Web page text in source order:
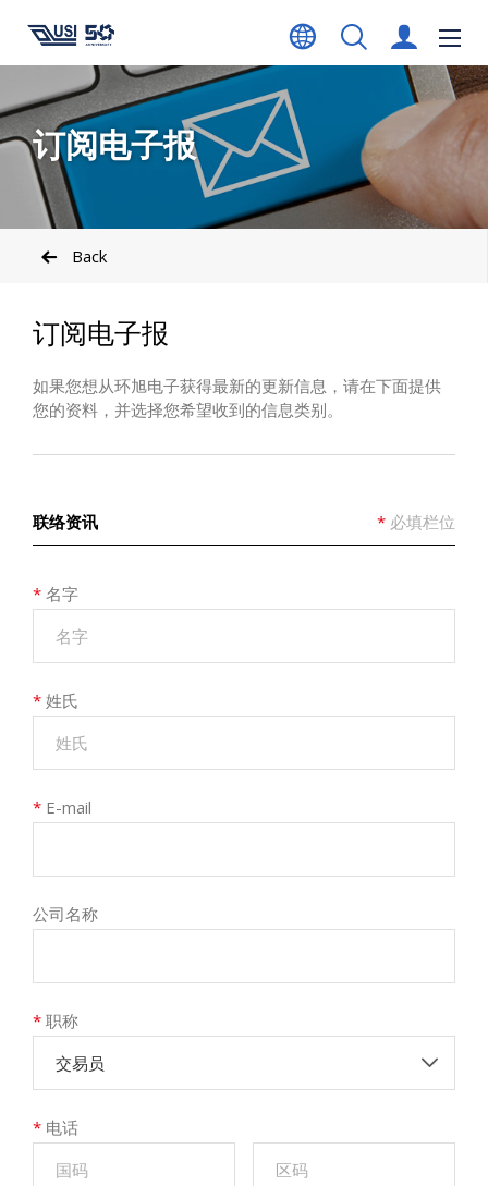
订阅电子报
Back
订阅电子报
如果您想从环旭电子获得最新的更新信息，请在下面提供
您的资料，并选择您希望收到的信息类别。
* 必填栏位
联络资讯
* 名字
* 姓氏
* E-mail
公司名称
* 职称
交易员
* 电话